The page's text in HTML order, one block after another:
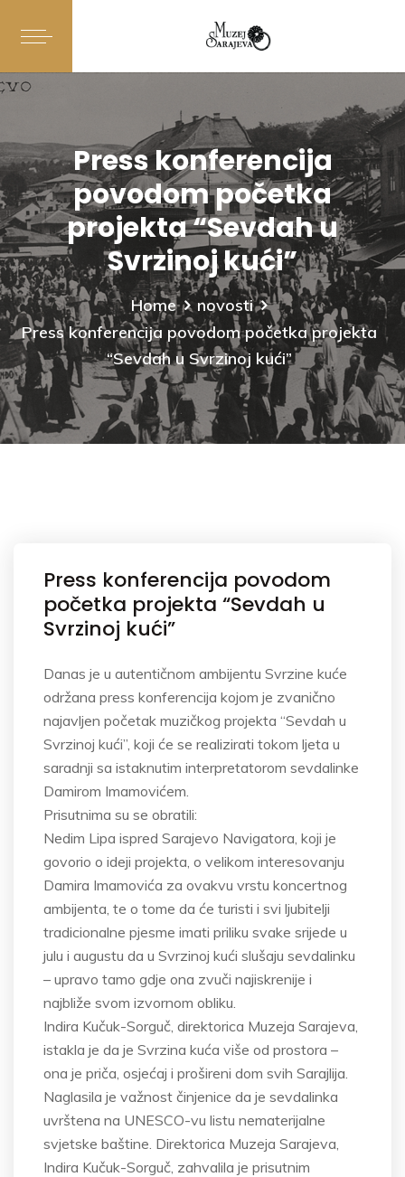
Press konferencija
povodom početka
projekta “Sevdah u
Svrzinoj kući”
Home
novosti
Press konferencija povodom početka projekta
“Sevdah u Svrzinoj kući”
Press konferencija povodom
početka projekta “Sevdah u
Svrzinoj kući”
Danas je u autentičnom ambijentu Svrzine kuće
održana press konferencija kojom je zvanično
najavljen početak muzičkog projekta “Sevdah u
Svrzinoj kući”, koji će se realizirati tokom ljeta u
saradnji sa istaknutim interpretatorom sevdalinke
Damirom Imamovićem.
Prisutnima su se obratili:
Nedim Lipa ispred Sarajevo Navigatora, koji je
govorio o ideji projekta, o velikom interesovanju
Damira Imamovića za ovakvu vrstu koncertnog
ambijenta, te o tome da će turisti i svi ljubitelji
tradicionalne pjesme imati priliku svake srijede u
julu i augustu da u Svrzinoj kući slušaju sevdalinku
– upravo tamo gdje ona zvuči najiskrenije i
najbliže svom izvornom obliku.
Indira Kučuk-Sorguč, direktorica Muzeja Sarajeva,
istakla je da je Svrzina kuća više od prostora –
ona je priča, osjećaj i prošireni dom svih Sarajlija.
Naglasila je važnost činjenice da je sevdalinka
uvrštena na UNESCO-vu listu nematerijalne
svjetske baštine. Direktorica Muzeja Sarajeva,
Indira Kučuk-Sorguč, zahvalila je prisutnim